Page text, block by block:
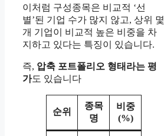
이처럼 구성종목은 비교적 ‘선
별’된 기업 수가 많지 않고, 상위 몇
개 기업이 비교적 높은 비중을 차
지하고 있다는 특징이 있습니다.
즉, 압축 포트폴리오 형태라는 평
가도 있습니다
순위
종목
명
비중
(%)